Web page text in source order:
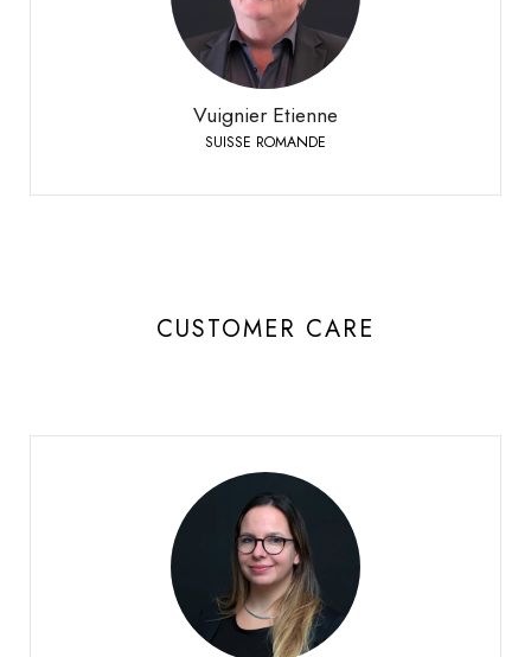
Vuignier Etienne
SUISSE ROMANDE
Téléphone:
+41 79 310 92 42
CUSTOMER CARE
Delacombaz Mégane
CUSTOMER CARE GLASSMANIA
Sierre